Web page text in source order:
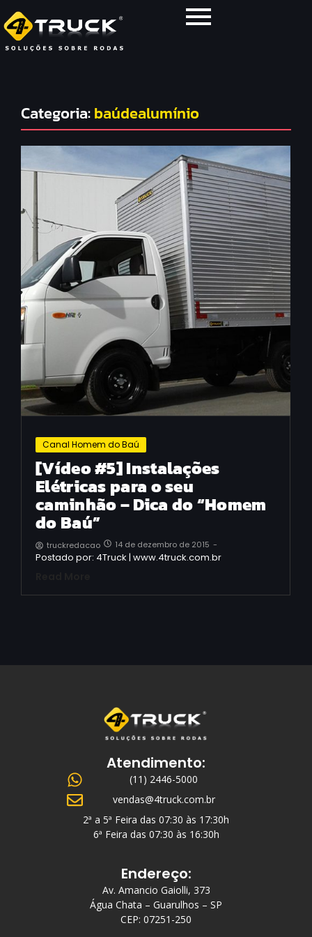
Categoria:baúdealumínio
Canal Homem do Baú
[Vídeo #5] Instalações
Elétricas para o seu
caminhão – Dica do “Homem
do Baú”
truckredacao 14 de dezembro de 2015 -
Postado por: 4Truck | www.4truck.com.br
Atendimento:
(11) 2446-5000
vendas@4truck.com.br
2ª a 5ª Feira das 07:30 às 17:30h
6ª Feira das 07:30 às 16:30h
Endereço:
Av. Amancio Gaiolli, 373
Água Chata – Guarulhos – SP
CEP: 07251-250